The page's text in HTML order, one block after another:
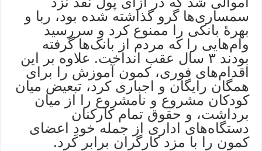
سمساری‌ها گرو گذاشته شده بود، ربا و
بهرۀ بانکی را ممنوع کرد و سررسید
وام‌هایی را که مردم‌ از بانک‌ها گرفته
بودند ۳ سال عقب انداخت. علاوه بر این
اقدام‌های فوری، کمون آموزش را برای
همگان رایگان و اجباری کرد، تبعیض میان
کودکان مشروع و نامشروع را از میان
برداشت، و حقوق تمام کارکنان
دستگاه‌های اداری از جمله خودِ اعضای
کمون را با مزد کارگران برابر کرد.